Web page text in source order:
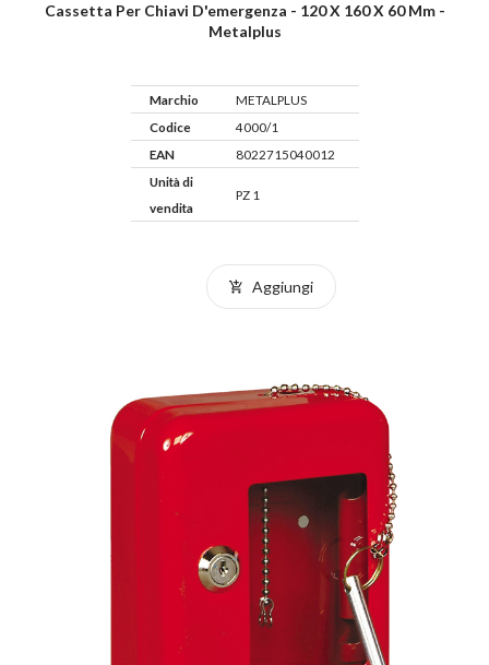
Cassetta Per Chiavi D'emergenza - 120 X 160 X 60 Mm -
Metalplus
Marchio
METALPLUS
Codice
4000/1
EAN
8022715040012
Unità di
vendita
PZ 1
Aggiungi